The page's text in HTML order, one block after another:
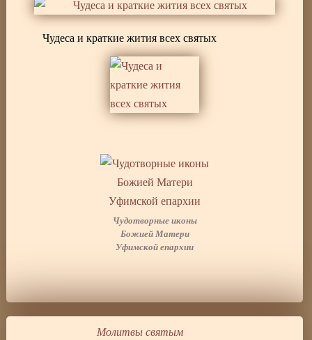
Чудеса и краткие жития всех святых
Чудотворные иконы
Божией Матери
Уфимской епархии
Молитвы святым